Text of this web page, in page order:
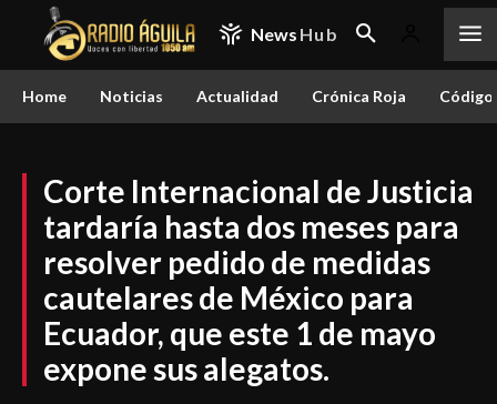
News Hub
Home Noticias Actualidad Crónica Roja
Corte Internacional de Justicia
tardaría hasta dos meses para
resolver pedido de medidas
cautelares de México para
Ecuador, que este 1 de mayo
expone sus alegatos.